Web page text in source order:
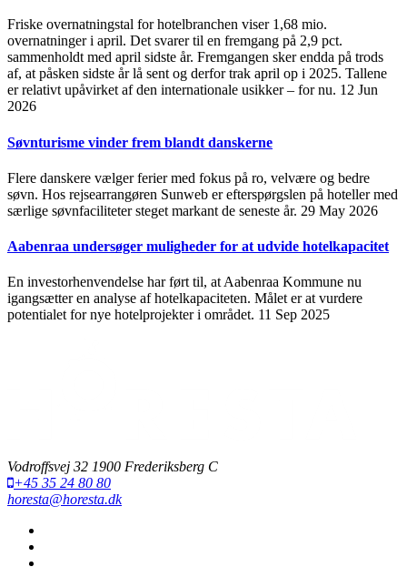
Friske overnatningstal for hotelbranchen viser 1,68 mio.
overnatninger i april. Det svarer til en fremgang på 2,9 pct.
sammenholdt med april sidste år. Fremgangen sker endda på trods
af, at påsken sidste år lå sent og derfor trak april op i 2025. Tallene
er relativt upåvirket af den internationale usikker – for nu. 12 Jun
2026
Søvnturisme vinder frem blandt danskerne
Flere danskere vælger ferier med fokus på ro, velvære og bedre
søvn. Hos rejsearrangøren Sunweb er efterspørgslen på hoteller med
særlige søvnfaciliteter steget markant de seneste år. 29 May 2026
Aabenraa undersøger muligheder for at udvide hotelkapacitet
En investorhenvendelse har ført til, at Aabenraa Kommune nu
igangsætter en analyse af hotelkapaciteten. Målet er at vurdere
potentialet for nye hotelprojekter i området. 11 Sep 2025
Vodroffsvej 32 1900 Frederiksberg C
+45 35 24 80 80
horesta@horesta.dk